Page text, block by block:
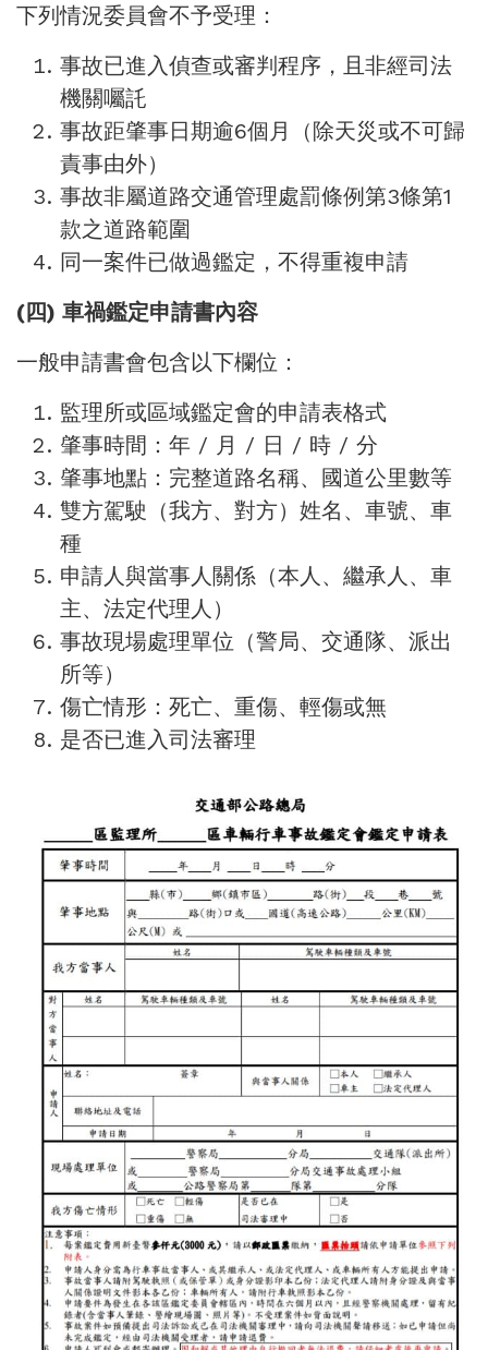
下列情況委員會不予受理：
事故已進入偵查或審判程序，且非經司法
機關囑託
事故距肇事日期逾6個月（除天災或不可歸
責事由外）
事故非屬道路交通管理處罰條例第3條第1
款之道路範圍
同一案件已做過鑑定，不得重複申請
(四) 車禍鑑定申請書內容
一般申請書會包含以下欄位：
監理所或區域鑑定會的申請表格式
肇事時間：年 / 月 / 日 / 時 / 分
肇事地點：完整道路名稱、國道公里數等
雙方駕駛（我方、對方）姓名、車號、車
種
申請人與當事人關係（本人、繼承人、車
主、法定代理人）
事故現場處理單位（警局、交通隊、派出
所等）
傷亡情形：死亡、重傷、輕傷或無
是否已進入司法審理